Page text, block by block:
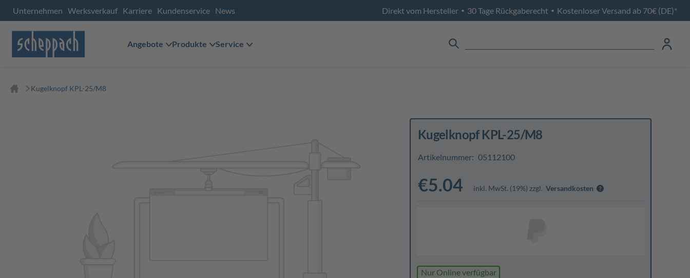
Unternehmen Werksverkauf Karriere Kundenservice News Direkt vom Hersteller • 30 Tage Rückgaberecht • Kostenloser Versand ab 70€ (DE)*
Angebote Produkte Service
Kugelknopf KPL-25/M8
Kugelknopf KPL-25/M8
Artikelnummer: 05112100
€5.04 inkl. MwSt. (19%) zzgl. Versandkosten
Nur Online verfügbar